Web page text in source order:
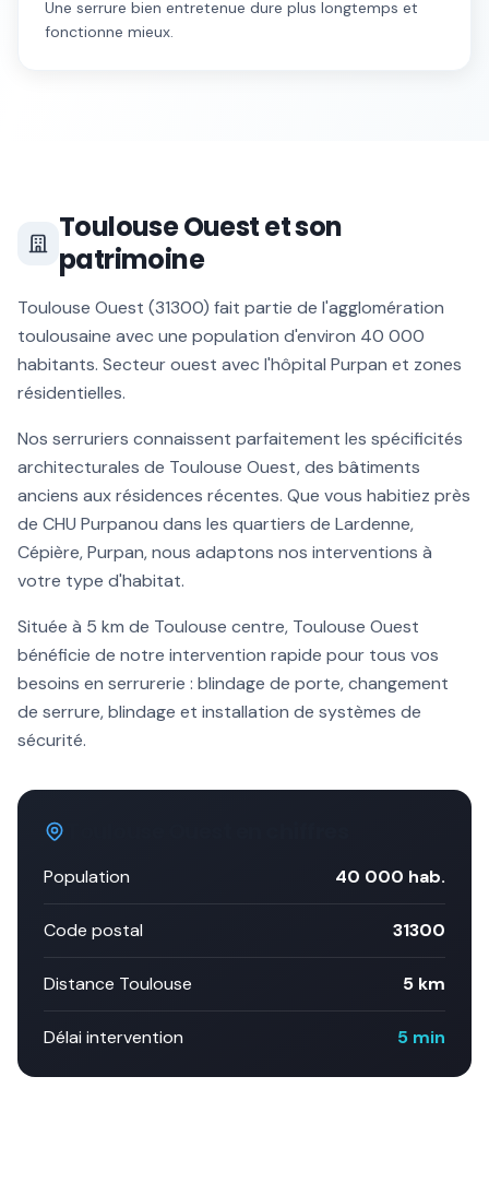
Une serrure bien entretenue dure plus longtemps et
fonctionne mieux.
Toulouse Ouestet son
patrimoine
Toulouse Ouest (31300) fait partie de l'agglomération
toulousaine avec une population d'environ 40 000
habitants. Secteur ouest avec l'hôpital Purpan et zones
résidentielles.
Nos serruriers connaissent parfaitement les spécificités
architecturales de Toulouse Ouest, des bâtiments
anciens aux résidences récentes. Que vous habitiez près
de CHU Purpanou dans les quartiers de Lardenne,
Cépière, Purpan, nous adaptons nos interventions à
votre type d'habitat.
Située à 5 km de Toulouse centre, Toulouse Ouest
bénéficie de notre intervention rapide pour tous vos
besoins en serrurerie : blindage de porte, changement
de serrure, blindage et installation de systèmes de
sécurité.
Population 40 000 hab.
Code postal 31300
Distance Toulouse 5 km
Délai intervention 5 min